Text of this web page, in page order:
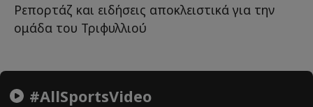
Ρεπορτάζ και ειδήσεις αποκλειστικά για την
ομάδα του Τριφυλλιού
#AllSportsVideo